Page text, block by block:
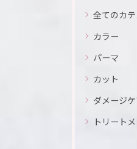
全てのカ
カラー
パーマ
カット
ダメージ
トリート